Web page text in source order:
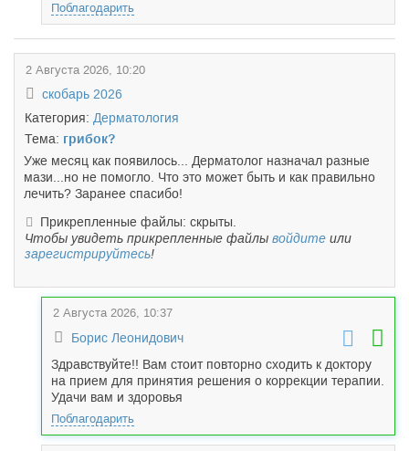
Поблагодарить
2 Августа 2026, 10:20
скобарь 2026
Категория: Дерматология
Тема: грибок?
Уже месяц как появилось... Дерматолог назначал разные
мази...но не помогло. Что это может быть и как правильно
лечить? Заранее спасибо!
Прикрепленные файлы: скрыты.
Чтобы увидеть прикрепленные файлы войдите или
зарегистрируйтесь!
2 Августа 2026, 10:37
Борис Леонидович
Здравствуйте!! Вам стоит повторно сходить к доктору
на прием для принятия решения о коррекции терапии.
Удачи вам и здоровья
Поблагодарить